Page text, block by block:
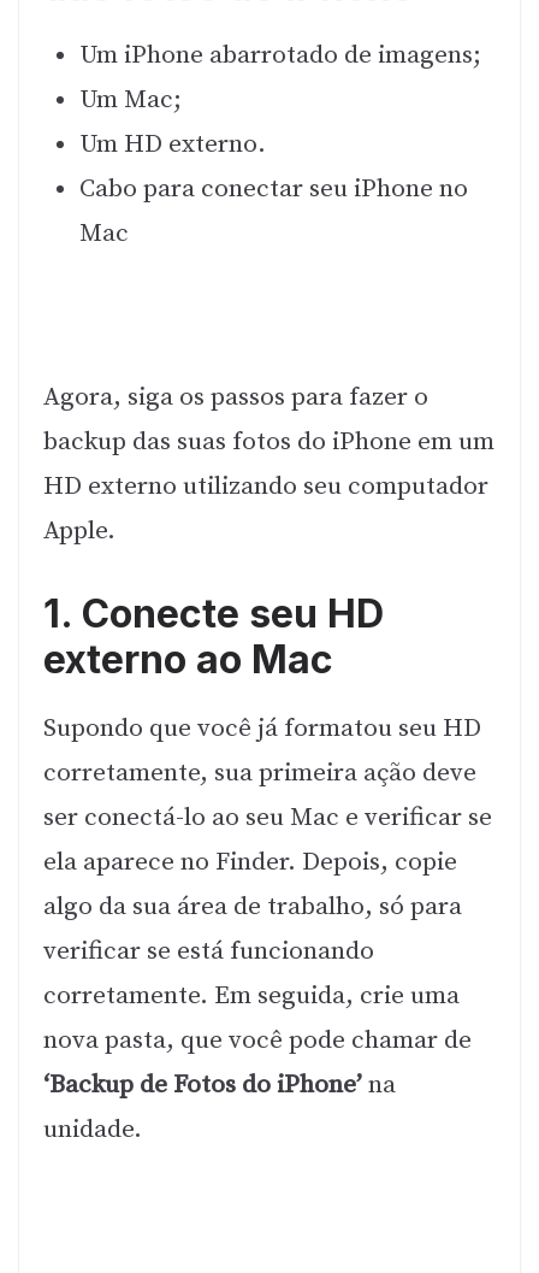
Um iPhone abarrotado de imagens;
Um Mac;
Um HD externo.
Cabo para conectar seu iPhone no
Mac
Agora, siga os passos para fazer o
backup das suas fotos do iPhone em um
HD externo utilizando seu computador
Apple.
1. Conecte seu HD
externo ao Mac
Supondo que você já formatou seu HD
corretamente, sua primeira ação deve
ser conectá-lo ao seu Mac e verificar se
ela aparece no Finder. Depois, copie
algo da sua área de trabalho, só para
verificar se está funcionando
corretamente. Em seguida, crie uma
nova pasta, que você pode chamar de
‘Backup de Fotos do iPhone’na
unidade.